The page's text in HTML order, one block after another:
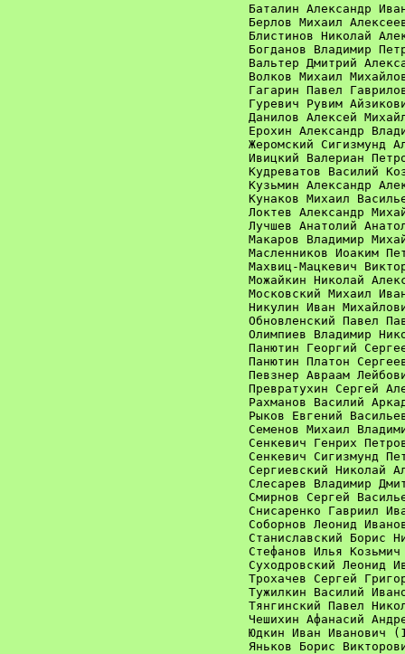
Баталин Александр
Берлов Михаил
Блистинов Николай
Богданов Владимир
Вальтер Дмитрий
Волков Михаил
Гагарин Павел
Гуревич Рувим
Данилов Алексей
Ерохин Александр
Жеромский Сигизмунд
Ивицкий Валериан
Кудреватов Василий
Кузьмин Александр
Кунаков Михаил
Локтев Александр
Лучшев Анатолий
Макаров Владимир
Масленников Иоаким
Махвиц-Мацкевич
Можайкин Николай
Московский Михаил
Никулин Иван
Обновленский Павел
Олимпиев Владимир
Панютин Георгий
Панютин Платон
Певзнер Авраам
Превратухин Сергей
Рахманов Василий
Рыков Евгений
Семенов Михаил
Сенкевич Генрих
Сенкевич Сигизмунд
Сергиевский Николай
Слесарев Владимир
Смирнов Сергей
Снисаренко Гавриил
Соборнов Леонид
Станиславский Борис
Стефанов Илья
Суходровский Леонид
Трохачев Сергей
Тужилкин Василий
Тянгинский Павел
Чешихин Афанасий
Юдкин Иван Иванович
Яньков Борис